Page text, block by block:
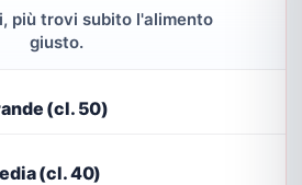
più trovi subito l'alimento
giusto.
(cl. 50)
(cl. 40)